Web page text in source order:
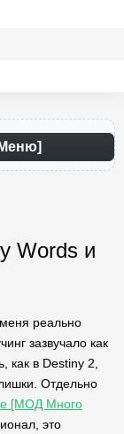
Words и
реально
зазвучало как
как в Destiny 2,
Отдельно
[МОД Много
это